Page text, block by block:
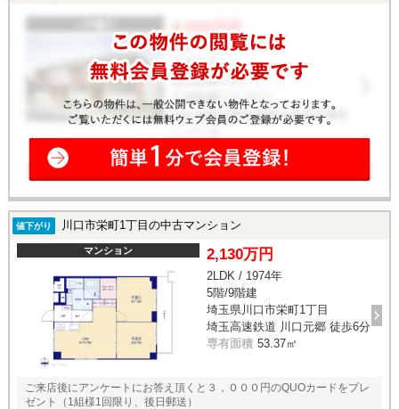
値下がり 川口市栄町1丁目の中古マンション
マンション 2,130万円
2LDK / 1974年
5階/9階建
埼玉県川口市栄町1丁目
埼玉高速鉄道 川口元郷 徒歩6分
専有面積 53.37㎡
ご来店後にアンケートにお答え頂くと３，０００円のQUOカードをプレ
ゼント（1組様1回限り、後日郵送）